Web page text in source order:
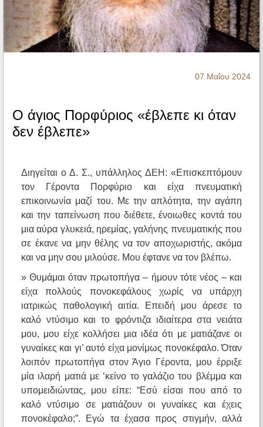
Ηχητικά
07 Μαΐου 2024
Ο άγιος Πορφύριος «έβλεπε κι όταν
δεν έβλεπε»
Διηγείται ο Δ. Σ., υπάλληλος ΔΕΗ: «Επισκεπτόμουν
τον Γέροντα Πορφύριο και είχα πνευματική
επικοινωνία μαζί του. Με την απλότητα, την αγάπη
και την ταπείνωση που διέθετε, ένοιωθες κοντά του
μια αύρα γλυκειά, ηρεμίας, γαλήνης πνευματικής που
σε έκανε να μην θέλης να τον αποχωριστής, ακόμα
και να μην σου μιλούσε. Μου έφτανε να τον βλέπω.
» Θυμάμαι όταν πρωτοπήγα – ήμουν τότε νέος – και
είχα πολλούς πονοκεφάλους χωρίς να υπάρχη
ιατρικώς παθολογική αιτία. Επειδή μου άρεσε το
καλό ντύσιμο και το φρόντιζα ιδιαίτερα στα νειάτα
μου, μου είχε κολλήσει μια ιδέα ότι με ματιάζανε οι
γυναίκες και γι’ αυτό είχα μονίμως πονοκέφαλο. Όταν
λοιπόν πρωτοπήγα στον Άγιο Γέροντα, μου έρριξε
μία ιλαρή ματιά με ‘κείνο το γαλάζιο του βλέμμα και
υπομειδιώντας, μου είπε: “Εσύ είσαι που από το
καλό ντύσιμο σε ματιάζουν οι γυναίκες και έχεις
πονοκέφαλο;”. Εγώ τα έχασα προς στιγμήν, αλλά